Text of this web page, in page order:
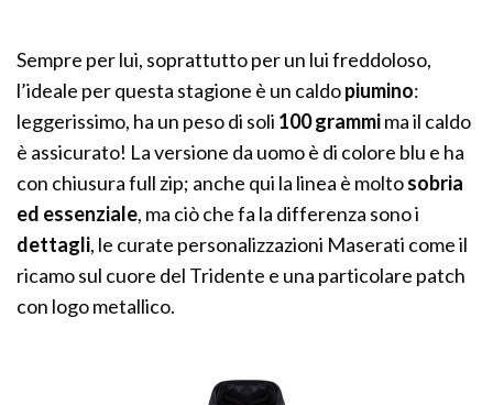
Sempre per lui, soprattutto per un lui freddoloso,
l’ideale per questa stagione è un caldopiumino:
leggerissimo, ha un peso di soli 100 grammima il caldo
è assicurato! La versione da uomo è di colore blu e ha
con chiusura full zip; anche qui la linea è moltosobria
ed essenziale, ma ciò che fa la differenza sono i
dettagli, le curate personalizzazioni Maserati come il
ricamo sul cuore del Tridente e una particolare patch
con logo metallico.